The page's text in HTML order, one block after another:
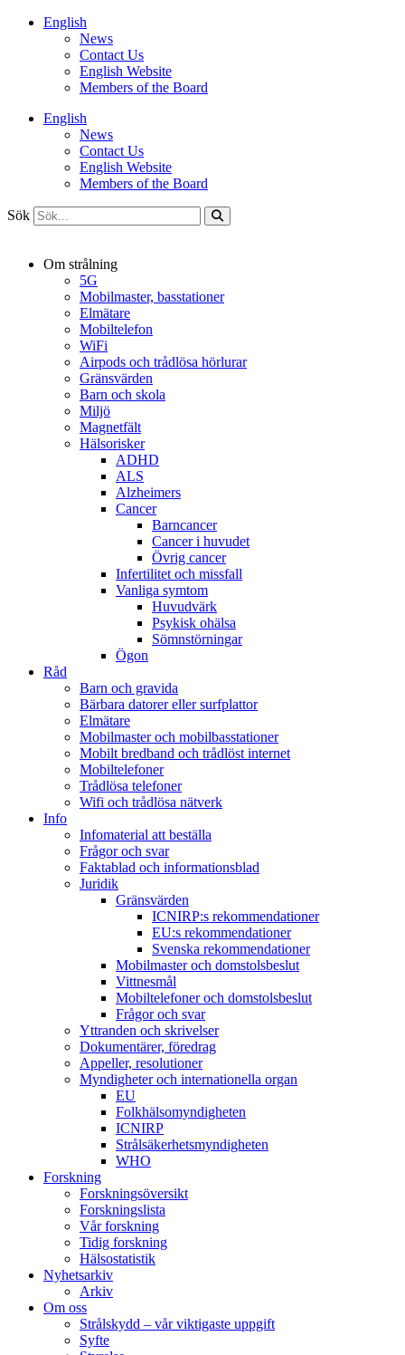
HoppaEnglish
News
Contact Us
English Website
Members of the Board
English
News
Contact Us
English Website
Members of the Board
Sök
Om strålning
5G
Mobilmaster, basstationer
Elmätare
Mobiltelefon
WiFi
Airpods och trådlösa hörlurar
Gränsvärden
Barn och skola
Miljö
Magnetfält
Hälsorisker
ADHD
ALS
Alzheimers
Cancer
Barncancer
Cancer i huvudet
Övrig cancer
Infertilitet och missfall
Vanliga symtom
Huvudvärk
Psykisk ohälsa
Sömnstörningar
Ögon
Råd
Barn och gravida
Bärbara datorer eller surfplattor
Elmätare
Mobilmaster och mobilbasstationer
Mobilt bredband och trådlöst internet
Mobiltelefoner
Trådlösa telefoner
Wifi och trådlösa nätverk
Info
Infomaterial att beställa
Frågor och svar
Faktablad och informationsblad
Juridik
Gränsvärden
ICNIRP:s rekommendationer
EU:s rekommendationer
Svenska rekommendationer
Mobilmaster och domstolsbeslut
Vittnesmål
Mobiltelefoner och domstolsbeslut
Frågor och svar
Yttranden och skrivelser
Dokumentärer, föredrag
Appeller, resolutioner
Myndigheter och internationella organ
EU
Folkhälsomyndigheten
ICNIRP
Strålsäkerhetsmyndigheten
WHO
Forskning
Forskningsöversikt
Forskningslista
Vår forskning
Tidig forskning
Hälsostatistik
Nyhetsarkiv
Arkiv
Om oss
Strålskydd – vår viktigaste uppgift
Syfte